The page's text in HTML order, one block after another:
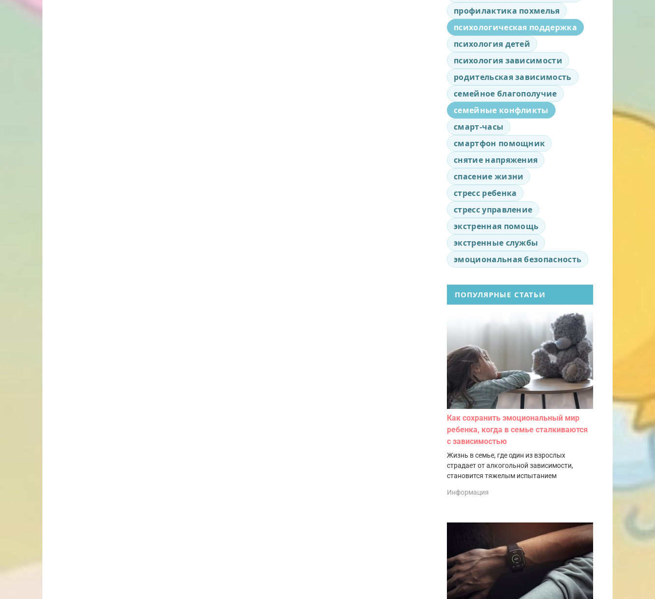
профилактика похмелья
психологическая поддержка
психология детей
психология зависимости
родительская зависимость
семейное благополучие
семейные конфликты
смарт-часы
смартфон помощник
снятие напряжения
спасение жизни
стресс ребенка
стресс управление
экстренная помощь
экстренные службы
эмоциональная безопасность
ПОПУЛЯРНЫЕ СТАТЬИ
Как сохранить эмоциональный мир
ребенка, когда в семье сталкиваются
с зависимостью
Жизнь в семье, где один из взрослых
страдает от алкогольной зависимости,
становится тяжелым испытанием
Информация